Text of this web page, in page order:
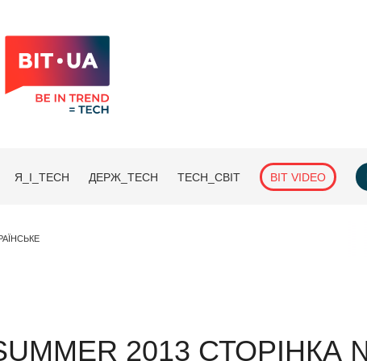
Я_І_TECH ДЕРЖ_TECH TECH_СВІТ BIT VIDEO
2013 СТОРІНКА